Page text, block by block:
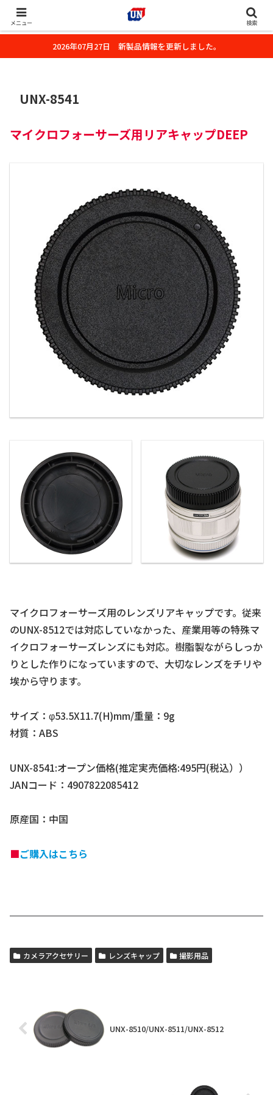
株式会社ユーエヌのオフィシャルホームページです。デジタルカメラ・カメ
ラ・水中撮影用の撮影アクセサリーのご紹介をいたします。
2026年07月27日 新製品情報を更新しました。
UNX-8541
マイクロフォーサーズ用リアキャップDEEP
マイクロフォーサーズ用のレンズリアキャップです。従来
のUNX-8512では対応していなかった、産業用等の特殊マ
イクロフォーサーズレンズにも対応。樹脂製ながらしっか
りとした作りになっていますので、大切なレンズをチリや
埃から守ります。
サイズ：φ53.5X11.7(H)mm/重量：9g
材質：ABS
UNX-8541:オープン価格(推定実売価格:495円(税込））
JANコード：4907822085412
原産国：中国
■ご購入はこちら
カメラアクセサリー レンズキャップ 撮影用品
UNX-8510/UNX-8511/UNX-8512
メニュー 検索